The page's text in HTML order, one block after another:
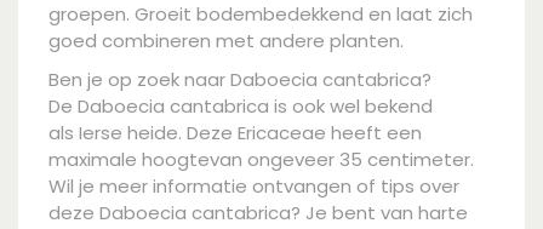
groepen. Groeit bodembedekkend en laat zich
goed combineren met andere planten.
Ben je op zoek naar Daboecia cantabrica?
De Daboecia cantabrica is ook wel bekend
als Ierse heide. Deze Ericaceae heeft een
maximale hoogtevan ongeveer 35 centimeter.
Wil je meer informatie ontvangen of tips over
deze Daboecia cantabrica? Je bent van harte